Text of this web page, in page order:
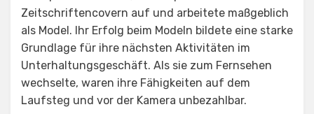
Zeitschriftencovern auf und arbeitete maßgeblich
als Model. Ihr Erfolg beim Modeln bildete eine starke
Grundlage für ihre nächsten Aktivitäten im
Unterhaltungsgeschäft. Als sie zum Fernsehen
wechselte, waren ihre Fähigkeiten auf dem
Laufsteg und vor der Kamera unbezahlbar.